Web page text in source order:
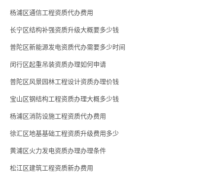
杨浦区通信工程资质代办费用
长宁区结构补强资质升级大概要多少钱
普陀区新能源发电资质代办需要多少时间
闵行区起重吊装资质办理如何申请
普陀区风景园林工程设计资质办理价钱
宝山区钢结构工程资质办理大概多少钱
杨浦区消防设施工程资质代办费用
徐汇区地基基础工程资质升级费用多少
黄浦区火力发电资质办理办理条件
松江区建筑工程资质新办费用